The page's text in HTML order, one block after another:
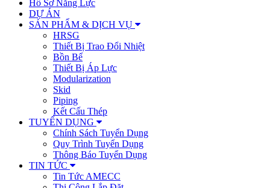
Hồ Sơ Năng Lực
DỰ ÁN
SẢN PHẨM & DỊCH VỤ
HRSG
Thiết Bị Trao Đổi Nhiệt
Bồn Bể
Thiết Bị Áp Lực
Modularization
Skid
Piping
Kết Cấu Thép
TUYỂN DỤNG
Chính Sách Tuyển Dụng
Quy Trình Tuyển Dụng
Thông Báo Tuyển Dụng
TIN TỨC
Tin Tức AMECC